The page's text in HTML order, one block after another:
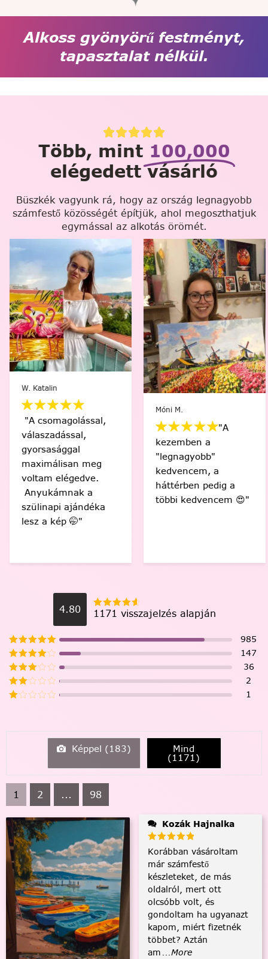
Alkoss gyönyörű festményt,
tapasztalat nélkül.
Több, mint 100,000
elégedett vásárló
Büszkék vagyunk rá, hogy az ország legnagyobb
számfestő közösségét építjük, ahol megoszthatjuk
egymással az alkotás örömét.
W. Katalin
"A csomagolással,
válaszadással,
gyorsasággal
maximálisan meg
voltam elégedve.
Anyukámnak a
szülinapi ajándéka
lesz a kép 🤭"
Móni M.
"A
kezemben a
"legnagyobb"
kedvencem, a
háttérben pedig a
többi kedvencem 😍"
4.80 1171 visszajelzés alapján
985
147
36
2
1
Képpel (183) Mind
(1171)
1 2 ... 98
Kozák Hajnalka
Korábban vásároltam
már számfestő
készleteket, de más
oldalról, mert ott
olcsóbb volt, és
gondoltam ha ugyanazt
kapom, miért fizetnék
többet? Aztán
am ...More